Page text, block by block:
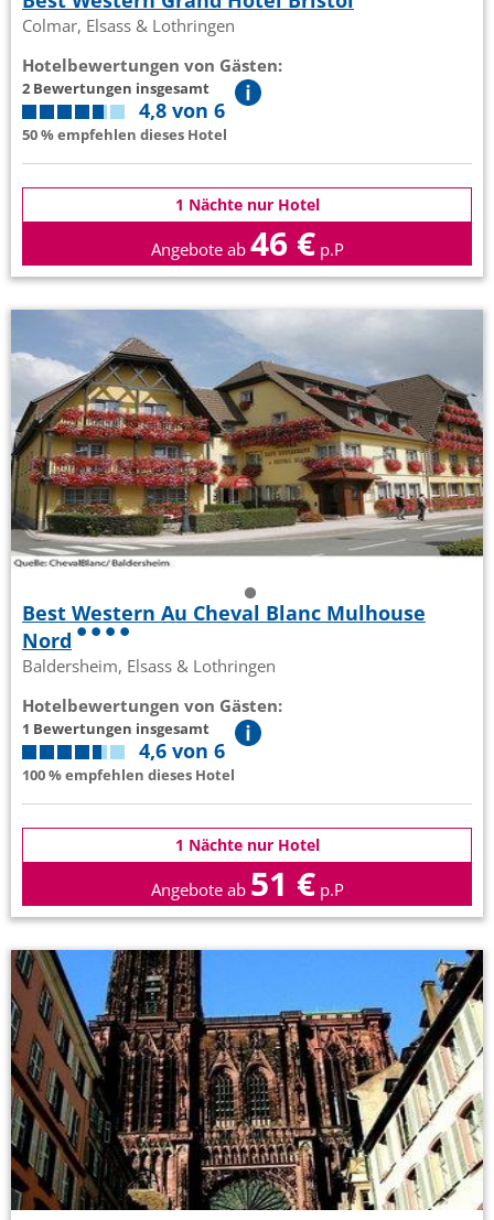
Colmar, Elsass & Lothringen
Hotelbewertungen von Gästen:
2 Bewertungen insgesamt
4,8 von 6
50 % empfehlen dieses Hotel
1 Nächte nur Hotel
Angebote ab 46 € p.P
Best Western Au Cheval Blanc Mulhouse
Nord
Baldersheim, Elsass & Lothringen
Hotelbewertungen von Gästen:
1 Bewertungen insgesamt
4,6 von 6
100 % empfehlen dieses Hotel
1 Nächte nur Hotel
Angebote ab 51 € p.P